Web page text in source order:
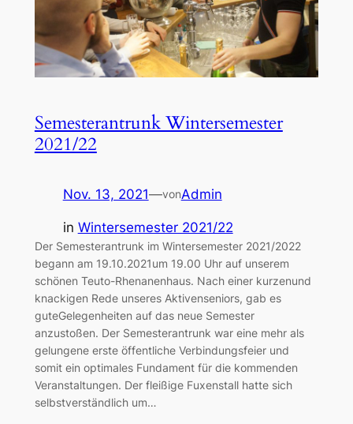
Semesterantrunk Wintersemester
2021/22
Nov. 13, 2021—vonAdmin
in Wintersemester 2021/22
Der Semesterantrunk im Wintersemester 2021/2022
begann am 19.10.2021um 19.00 Uhr auf unserem
schönen Teuto-Rhenanenhaus. Nach einer kurzenund
knackigen Rede unseres Aktivenseniors, gab es
guteGelegenheiten auf das neue Semester
anzustoßen. Der Semesterantrunk war eine mehr als
gelungene erste öffentliche Verbindungsfeier und
somit ein optimales Fundament für die kommenden
Veranstaltungen. Der fleißige Fuxenstall hatte sich
selbstverständlich um…